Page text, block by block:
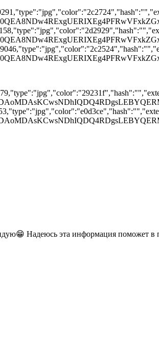
Надеюсь эта информация поможет